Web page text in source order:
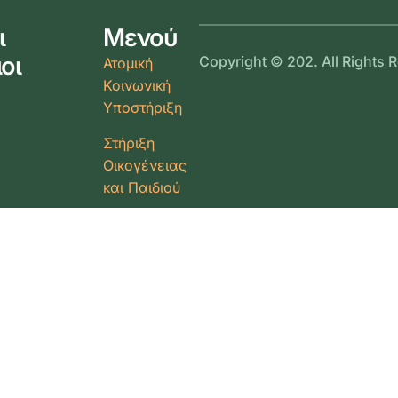
Μενού
Ατομική
Κοινωνική
Υποστήριξη
Στήριξη
Οικογένειας
και Παιδιού
Copyright © 202. All Rights